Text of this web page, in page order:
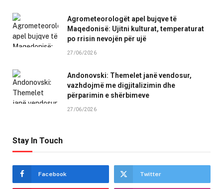
Agrometeorologët apel bujqve të
Maqedonisë: Ujitni kulturat, temperaturat
po rrisin nevojën për ujë
27/06/2026
Andonovski: Themelet janë vendosur,
vazhdojmë me digjitalizimin dhe
përparimin e shërbimeve
27/06/2026
Stay In Touch
Facebook Twitter